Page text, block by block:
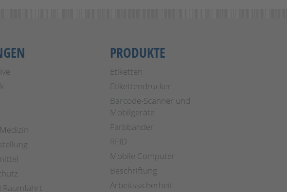
Raumfahrt
PRODUKTE
Etiketten
Etikettendrucker
Barcode-Scanner und
Mobilgeräte
Farbbänder
RFID
Mobile Computer
Beschriftung
Arbeitssicherheit